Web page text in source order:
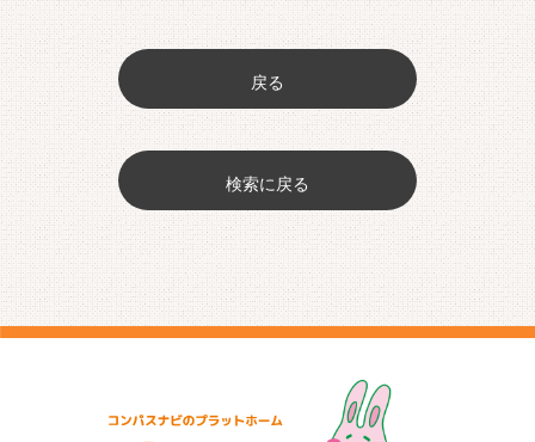
戻る
検索に戻る